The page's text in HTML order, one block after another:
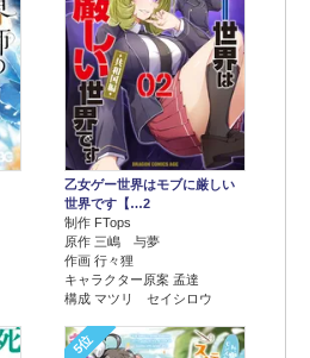
乙女ゲー世界はモブに厳しい
世界です【…2
制作 FTops
原作 三嶋 与夢
作画 行々狸
キャラクター原案 孟達
構成 マツリ セイシロウ
5位